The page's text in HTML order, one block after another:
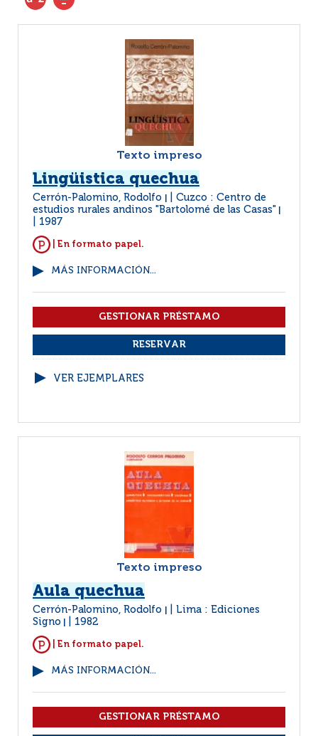
Texto impreso
Lingüistica quechua
Cerrón-Palomino, Rodolfo
Cuzco : Centro de
estudios rurales andinos "Bartolomé de las Casas"
1987
| En formato papel.
MÁS INFORMACIÓN...
VER EJEMPLARES
Texto impreso
Aula quechua
Cerrón-Palomino, Rodolfo
Lima : Ediciones
Signo
1982
| En formato papel.
MÁS INFORMACIÓN...